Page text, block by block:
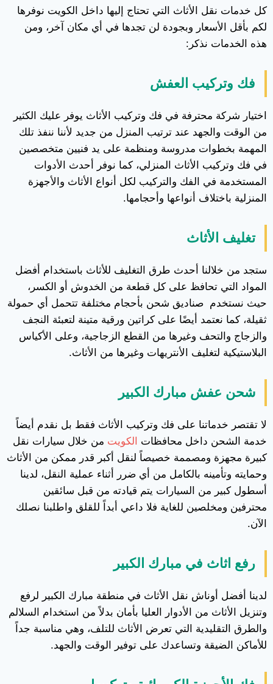
كل خدمات نقل الأثاث التي تحتاج إليها داخل الكويت نوفرها
لكم بأقل الأسعار وبجودة لن تجدها في أي مكان آخر، ومن
هذه الخدمات نذكر:
فك وتركيب العفش
اختيار شركة محترفة في فك وتركيب الأثاث يوفر عليك الكثير
من الوقت والجهد عند ترتيب المنزل من جديد لأننا ننفذ تلك
المهمة بخطوات مدروسة ومنظمة على يد فنيين متخصصين
في فك وتركيب الأثاث المنزلي، كما نوفر أحدث الأدوات
المستخدمة في الفك والتركيب لكل أنواع الأثاث والأجهزة
المنزلية باختلاف أنواعها وأحجامها.
تغليف الأثاث
ستجد من خلالنا أحدث طرق التغليف للأثاث باستخدام أفضل
المواد التي تحافظ على كل قطعة من الخدوش أو الكسر،
حيث نستخدم صناديق شحن بأحجام مختلفة تتحمل أي حمولة
ثقيلة، كما نعتمد أيضًا على كراتين ورقية متينة لتعبئة النجف
والزجاج والتحف وغيرها من القطع الزجاجية، وعلى الأكياس
البلاستيكية لتغليف الأنتريهات وغيرها من الأثاث.
شحن عفش مبارك الكبير
لا تقتصر خدماتنا على فك وتركيب الأثاث فقط بل نقدم أيضاً
خدمة الشحن داخل محافظات
الكويت من خلال سيارات نقل
كبيرة مجهزة ومصممة خصيصاً لنقل أكبر قدر ممكن من الأثاث
وحمايته وتأمينه بالكامل من أي ضرر أثناء عملية النقل، لدينا
أسطول كبير من السيارات يتم قيادته من قبل سائقين
محترفين ومخلصين للغاية فلا داعي أبداً للقلق واطلبنا نصلك
الآن.
رفع اثاث في مبارك الكبير
لدينا أفضل أوناش نقل الأثاث في منطقة مبارك الكبير لرفع
وتنزيل الأثاث من الأدوار العليا بأمان بدلاً من استخدام السلالم
والطرق التقليدية التي تعرض الأثاث للتلف، وهي مناسبة جداً
للأماكن الضيقة وتساعدك على توفير الوقت والجهد.